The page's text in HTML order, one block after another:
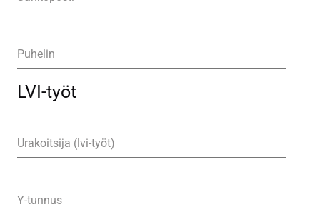
Puhelin
LVI-työt
Urakoitsija (lvi-työt)
Y-tunnus